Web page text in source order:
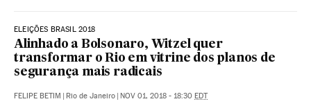
ELEIÇÕES BRASIL 2018
Alinhado a Bolsonaro, Witzel quer
transformar o Rio em vitrine dos planos de
segurança mais radicais
FELIPE BETIM Rio de Janeiro NOV 01, 2018 - 18:30 EDT